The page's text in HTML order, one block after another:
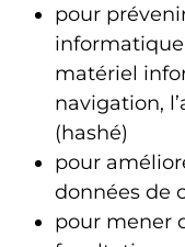
pour
matériel
navigation,
(hashé)
pour
données de
pour mener